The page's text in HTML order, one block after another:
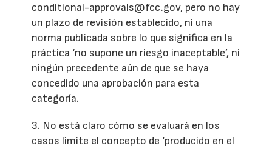
conditional-approvals@fcc.gov, pero no hay
un plazo de revisión establecido, ni una
norma publicada sobre lo que significa en la
práctica ‘no supone un riesgo inaceptable’, ni
ningún precedente aún de que se haya
concedido una aprobación para esta
categoría.
3. No está claro cómo se evaluará en los
casos límite el concepto de ‘producido en el